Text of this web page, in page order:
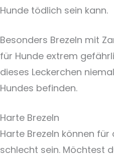
Hunde tödlich sein kann.
Besonders Brezeln mit
für Hunde extrem
dieses Leckerchen
Hundes befinden.
Harte Brezeln
Harte Brezeln können für
schlecht sein. Möchtest